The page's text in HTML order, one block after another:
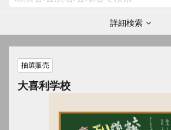
詳細検索
抽選販売
大喜利学校